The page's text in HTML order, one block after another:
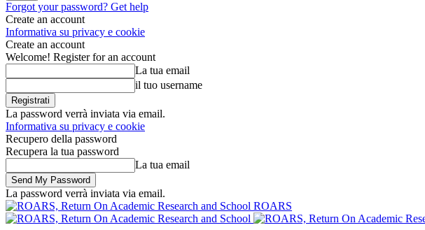
Forgot your password? Get help
Create an account
Informativa su privacy e cookie
Create an account
Welcome! Register for an account
La tua email
il tuo username
La password verrà inviata via email.
Informativa su privacy e cookie
Recupero della password
Recupera la tua password
La tua email
La password verrà inviata via email.
ROARS